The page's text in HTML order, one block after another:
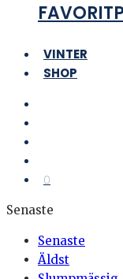
VINTER
SHOP
0
Senaste
Senaste
Äldst